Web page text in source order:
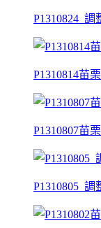
P1310824_調
P1310814苗
P1310807苗
P1310805_調